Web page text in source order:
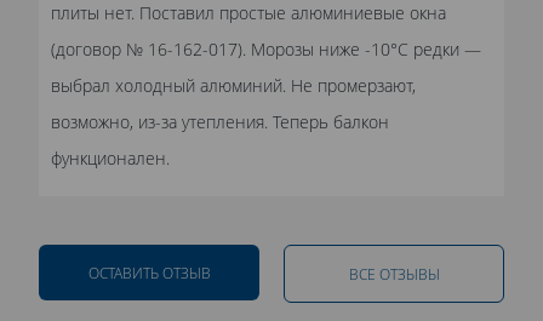
плиты нет. Поставил простые алюминиевые окна
(договор № 16-162-017). Морозы ниже -10°C редки —
выбрал холодный алюминий. Не промерзают,
возможно, из-за утепления. Теперь балкон
функционален.
ОСТАВИТЬ ОТЗЫВ ВСЕ ОТЗЫВЫ